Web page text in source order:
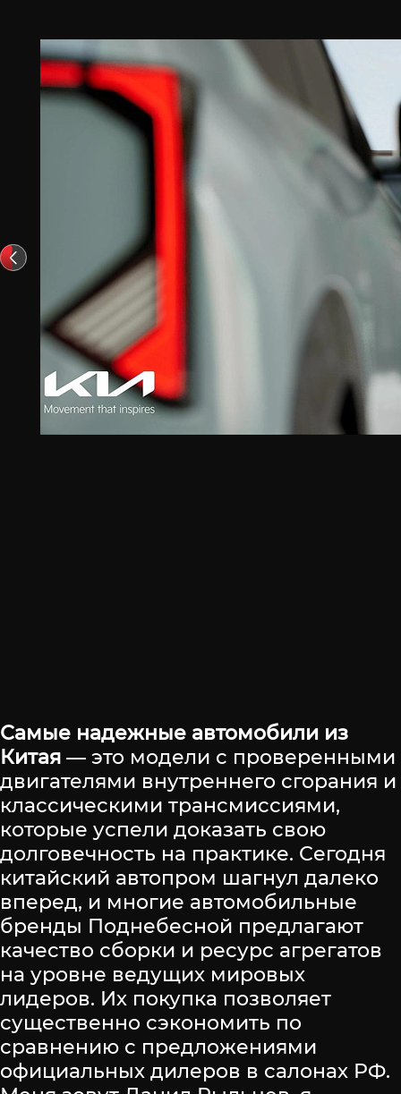
Самые надежные автомобили из
Китая — это модели с проверенными
двигателями внутреннего сгорания и
классическими трансмиссиями,
которые успели доказать свою
долговечность на практике. Сегодня
китайский автопром шагнул далеко
вперед, и многие автомобильные
бренды Поднебесной предлагают
качество сборки и ресурс агрегатов
на уровне ведущих мировых
лидеров. Их покупка позволяет
существенно сэкономить по
сравнению с предложениями
официальных дилеров в салонах РФ.